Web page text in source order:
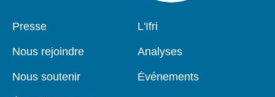
Pied
Presse
Nous rejoindre
Nous soutenir
Navigation
L'Ifri
Analyses
Événements